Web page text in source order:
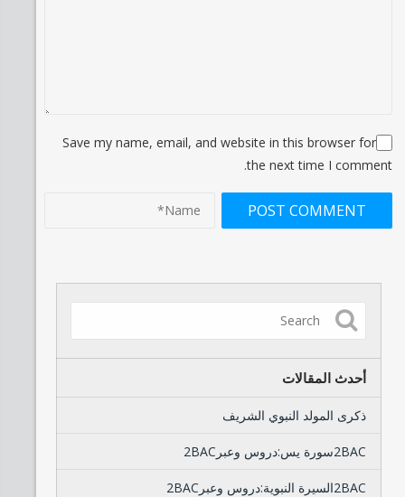
Save my name, email, and website in this browser for
the next time I comment.
أحدث المقالات
ذكرى المولد النبوي الشريف
2BACسورة يس:دروس وعبر2BAC
2BACالسيرة النبوية:دروس وعبر2BAC